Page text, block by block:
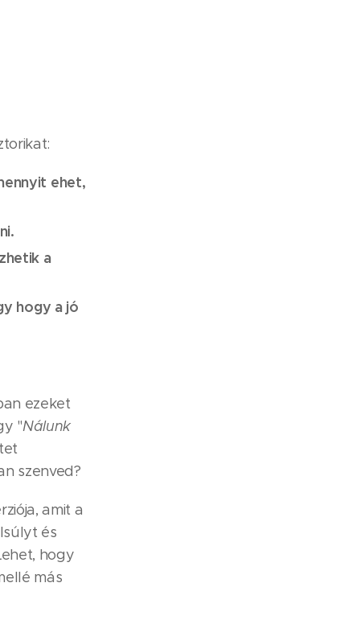
ehet,
a
hogy a jó
ezeket
"Nálunk
szenved?
amit a
és
hogy
más